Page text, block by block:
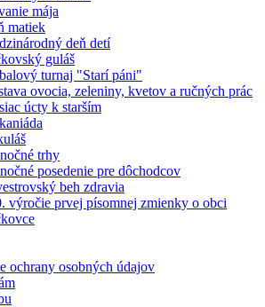
mája
matiek
deň detí
guláš
turnaj "Starí páni"
ovocia, zeleniny, kvetov a ručných prác
úcty k starším
trhy
posedenie pre dôchodcov
beh zdravia
výročie prvej písomnej zmienky o obci
ochrany osobných údajov